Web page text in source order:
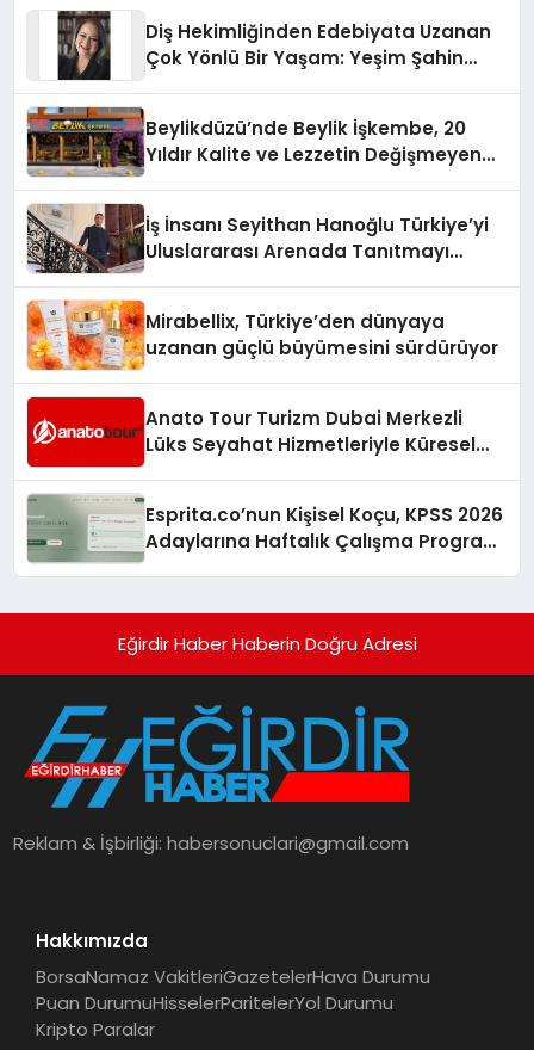
Diş Hekimliğinden Edebiyata Uzanan
Çok Yönlü Bir Yaşam: Yeşim Şahin
Beylikdüzü’nde Beylik İşkembe, 20
Yıldır Kalite ve Lezzetin Değişmeyen
İş İnsanı Seyithan Hanoğlu Türkiye’yi
Uluslararası Arenada Tanıtmayı
Mirabellix, Türkiye’den dünyaya
uzanan güçlü büyümesini sürdürüyor
Anato Tour Turizm Dubai Merkezli
Lüks Seyahat Hizmetleriyle Küresel
Esprita.co’nun Kişisel Koçu, KPSS 2026
Adaylarına Haftalık Çalışma Programı
Eğirdir Haber Haberin Doğru Adresi
Reklam & İşbirliği:habersonuclari@gmail.com
Hakkımızda
BorsaNamaz VakitleriGazetelerHava Durumu
Puan DurumuHisselerParitelerYol Durumu
Kripto Paralar